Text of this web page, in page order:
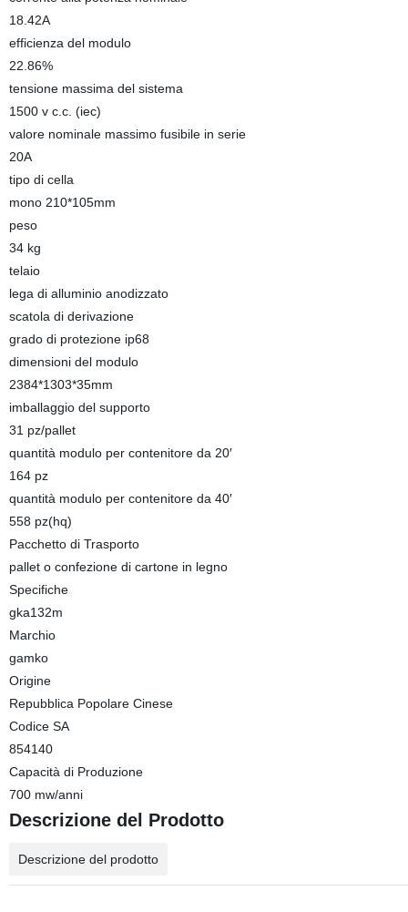
18.42A
efficienza del modulo
22.86%
tensione massima del sistema
1500 v c.c. (iec)
valore nominale massimo fusibile in serie
20A
tipo di cella
mono 210*105mm
peso
34 kg
telaio
lega di alluminio anodizzato
scatola di derivazione
grado di protezione ip68
dimensioni del modulo
2384*1303*35mm
imballaggio del supporto
31 pz/pallet
quantità modulo per contenitore da 20′
164 pz
quantità modulo per contenitore da 40′
558 pz(hq)
Pacchetto di Trasporto
pallet o confezione di cartone in legno
Specifiche
gka132m
Marchio
gamko
Origine
Repubblica Popolare Cinese
Codice SA
854140
Capacità di Produzione
700 mw/anni
Descrizione del Prodotto
Descrizione del prodotto